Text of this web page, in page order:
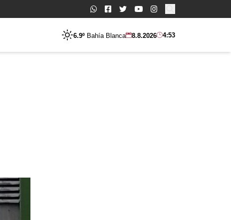
Buscar:
6.9º Bahía Blanca 8.8.2026 4:53